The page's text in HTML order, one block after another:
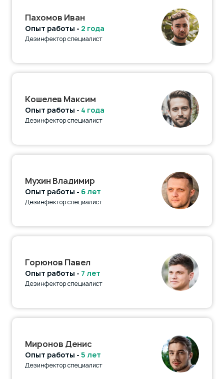
Пахомов Иван
Опыт работы - 2 года
Дезинфектор специалист
Кошелев Максим
Опыт работы - 4 года
Дезинфектор специалист
Мухин Владимир
Опыт работы - 6 лет
Дезинфектор специалист
Горюнов Павел
Опыт работы - 7 лет
Дезинфектор специалист
Миронов Денис
Опыт работы - 5 лет
Дезинфектор специалист